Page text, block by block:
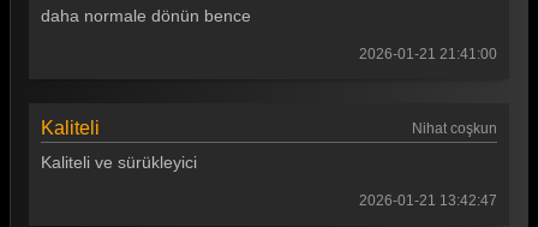
daha normale dönün bence
2026-01-21 21:41:00
Kaliteli Nihat coşkun
Kaliteli ve sürükleyici
2026-01-21 13:42:47